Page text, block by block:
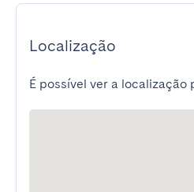
Localização
É possível ver a localização